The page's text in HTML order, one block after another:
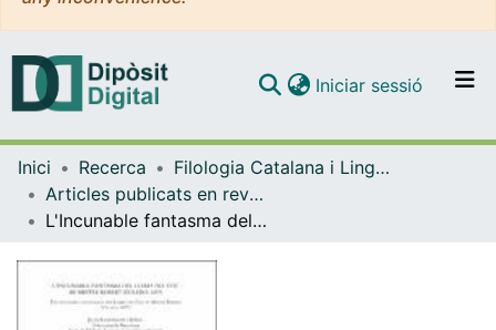
Navega per tot el DD
Com publicar
Iniciar sessió (current)
Inici Recerca
Filologia Catalana i Lingüística General
Articles publicats en revistes (Filologia Catalana i Lingüística General)
L'Incunable fantasma del Llibre del coc de mestre Robert (Toledo, 1477)